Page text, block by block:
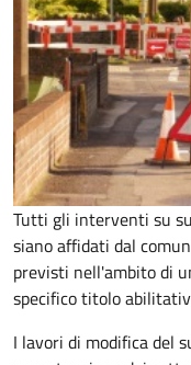
Tutti gli interventi su
siano affidati dal
previsti nell'ambito di
specifico titolo
I lavori di modifica del